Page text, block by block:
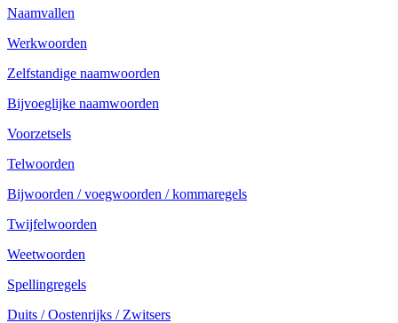
Naamvallen
Werkwoorden
Zelfstandige naamwoorden
Bijvoeglijke naamwoorden
Voorzetsels
Telwoorden
Bijwoorden / voegwoorden / kommaregels
Twijfelwoorden
Weetwoorden
Spellingregels
Duits / Oostenrijks / Zwitsers